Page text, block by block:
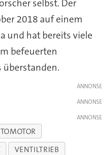
selbst. Der
2018 auf einem
und hat bereits viele
befeuerten
VENTILTRIEB